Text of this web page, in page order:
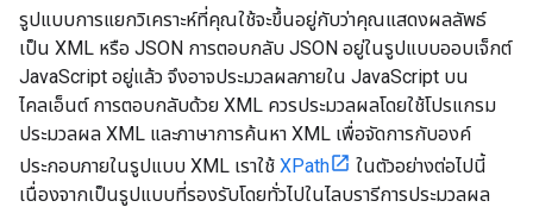
รูปแบบการแยกวิเคราะห์ที่คุณใช้จะขึ้นอยู่กับว่าคุณแสดงผลลัพธ์
เป็น XML หรือ JSON การตอบกลับ JSON อยู่ในรูปแบบออบเจ็กต์
JavaScript อยู่แล้ว จึงอาจประมวลผลภายใน JavaScript บน
ไคลเอ็นต์ การตอบกลับด้วย XML ควรประมวลผลโดยใช้โปรแกรม
ประมวลผล XML และภาษาการค้นหา XML เพื่อจัดการกับองค์
ประกอบภายในรูปแบบ XML เราใช้ XPath
ในตัวอย่างต่อไปนี้
เนื่องจากเป็นรูปแบบที่รองรับโดยทั่วไปในไลบรารีการประมวลผล